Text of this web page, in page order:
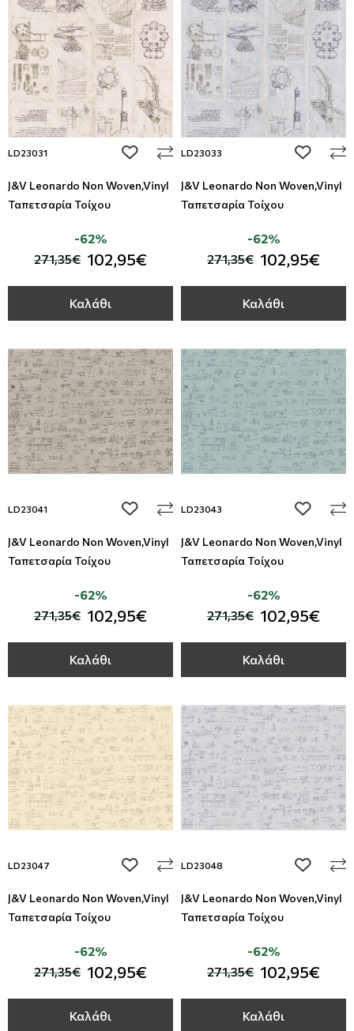
LD23031 add to wishlist
J&V Leonardo Non Woven,Vinyl
Ταπετσαρία Τοίχου
271,35€ 102,95€
-62%
Καλάθι
LD23033 add to
J&V Leonardo Non Woven,Vinyl
Ταπετσαρία Τοίχου
271,35€ 102,95€
-62%
Καλάθι
LD23041 add to wishlist
J&V Leonardo Non Woven,Vinyl
Ταπετσαρία Τοίχου
271,35€ 102,95€
-62%
Καλάθι
LD23043 add to
J&V Leonardo Non Woven,Vinyl
Ταπετσαρία Τοίχου
271,35€ 102,95€
-62%
Καλάθι
LD23047 add to wishlist
J&V Leonardo Non Woven,Vinyl
Ταπετσαρία Τοίχου
271,35€ 102,95€
-62%
Καλάθι
LD23048 add to
J&V Leonardo Non Woven,Vinyl
Ταπετσαρία Τοίχου
271,35€ 102,95€
-62%
Καλάθι